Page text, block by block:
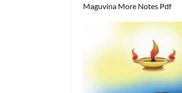
Maguvina More Notes Pdf